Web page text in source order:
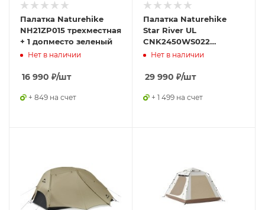
Палатка Naturehike
NH21ZP015 трехместная
+ 1 допместо зеленый
Нет в наличии
16 990 ₽/шт
+ 849 на счет
Палатка Naturehike
Star River UL
CNK2450WS022
двухместная серая
Нет в наличии
29 990 ₽/шт
+ 1 499 на счет